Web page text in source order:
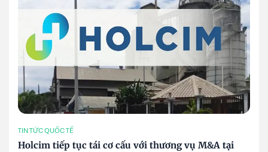
TIN TỨC QUỐC TẾ
Holcim tiếp tục tái cơ cấu với thương vụ M&A tại